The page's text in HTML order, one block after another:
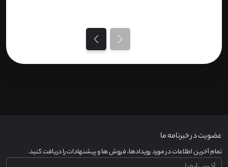
عضویت در خبرنامه ما
تمام آخرین اطلاعات در مورد رویدادها، فروش ها و پیشنهادات را دریافت کنید.